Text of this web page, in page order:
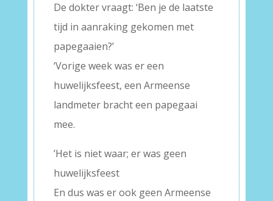
De dokter vraagt: ‘Ben je de laatste
tijd in aanraking gekomen met
papegaaien?’
‘Vorige week was er een
huwelijksfeest, een Armeense
landmeter bracht een papegaai
mee.
’Het is niet waar; er was geen
huwelijksfeest
En dus was er ook geen Armeense